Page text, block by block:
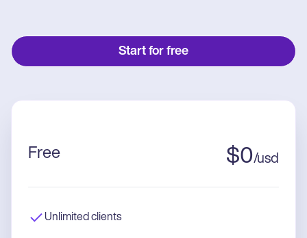
Start for free
Free $0/usd
Unlimited clients